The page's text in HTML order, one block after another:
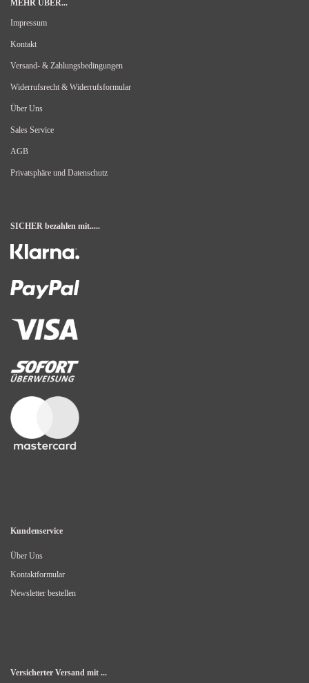
MEHR ÜBER...
Impressum
Kontakt
Versand- & Zahlungsbedingungen
Widerrufsrecht & Widerrufsformular
Über Uns
Sales Service
AGB
Privatsphäre und Datenschutz
SICHER bezahlen mit.....
Kundenservice
Über Uns
Kontaktformular
Newsletter bestellen
Versicherter Versand mit ...